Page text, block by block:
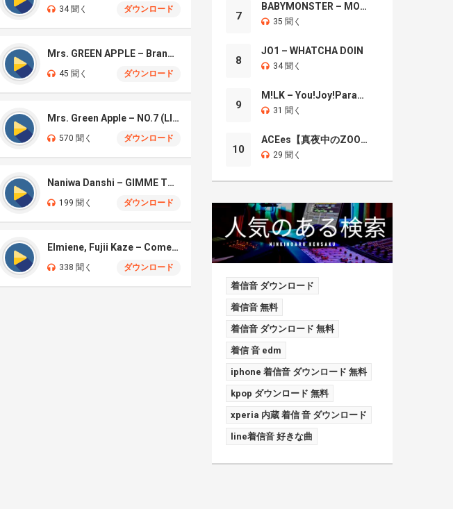
34 聞く ダウンロード
Mrs. GREEN APPLE – Brand New
45 聞く ダウンロード
Mrs. Green Apple – NO.7 (LIVE)
570 聞く ダウンロード
Naniwa Danshi – GIMME THE DAY
199 聞く ダウンロード
Elmiene, Fujii Kaze – Comets Gold
338 聞く ダウンロード
7
BABYMONSTER – MOON
35 聞く
8
JO1 – WHATCHA DOIN
34 聞く
9
M!LK – You!Joy!Parade!
31 聞く
10
ACEes【真夜中のZOO】
29 聞く
着信音 ダウンロード
着信音 無料
着信音 ダウンロード 無料
着信 音 edm
iphone 着信音 ダウンロード 無料
kpop ダウンロード 無料
xperia 内蔵 着信 音 ダウンロード
line着信音 好きな曲